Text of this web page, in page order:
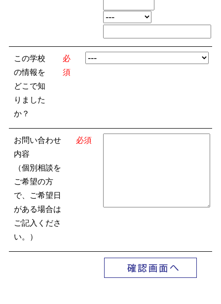
この学校
の情報を
どこで知
りました
か？
必
須
お問い合わせ
内容
（個別相談を
ご希望の方
で、ご希望日
がある場合は
ご記入くださ
い。）
必須